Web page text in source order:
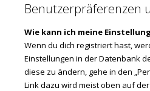
Benutzerpräferenzen
Wie kann ich meine
Wenn du dich registriert hast,
Einstellungen in der Datenbank
diese zu ändern, gehe in den
Link dazu wird meist oben auf